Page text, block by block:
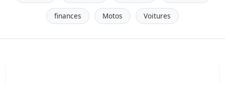
finances Motos Voitures